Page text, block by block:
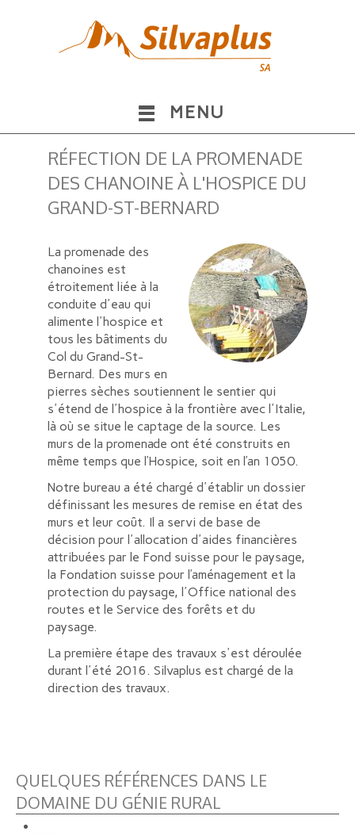
MENU
RÉFECTION DE LA PROMENADE
DES CHANOINE À L'HOSPICE DU
GRAND-ST-BERNARD
La promenade des
chanoines est
étroitement liée à la
conduite d'eau qui
alimente l'hospice et
tous les bâtiments du
Col du Grand-St-
Bernard. Des murs en
pierres sèches soutiennent le sentier qui
s'étend de l'hospice à la frontière avec l'Italie,
là où se situe le captage de la source. Les
murs de la promenade ont été construits en
même temps que l’Hospice, soit en l’an 1050.
Notre bureau a été chargé d'établir un dossier
définissant les mesures de remise en état des
murs et leur coût. Il a servi de base de
décision pour l'allocation d'aides financières
attribuées par le Fond suisse pour le paysage,
la Fondation suisse pour l’aménagement et la
protection du paysage, l'Office national des
routes et le Service des forêts et du
paysage.
La première étape des travaux s'est déroulée
durant l'été 2016. Silvaplus est chargé de la
direction des travaux.
QUELQUES RÉFÉRENCES DANS LE
DOMAINE DU GÉNIE RURAL